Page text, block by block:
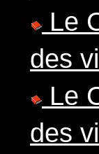
Le
des
Le
des